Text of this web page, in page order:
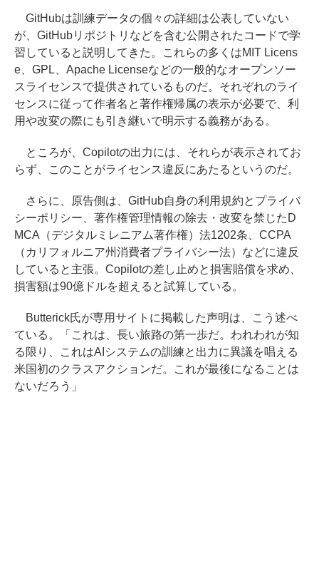
GitHubは訓練データの個々の詳細は公表していない
が、GitHubリポジトリなどを含む公開されたコードで学
習していると説明してきた。これらの多くはMIT Licens
e、GPL、Apache Licenseなどの一般的なオープンソー
スライセンスで提供されているものだ。それぞれのライ
センスに従って作者名と著作権帰属の表示が必要で、利
用や改変の際にも引き継いで明示する義務がある。
ところが、Copilotの出力には、それらが表示されてお
らず、このことがライセンス違反にあたるというのだ。
さらに、原告側は、GitHub自身の利用規約とプライバ
シーポリシー、著作権管理情報の除去・改変を禁じたD
MCA（デジタルミレニアム著作権）法1202条、CCPA
（カリフォルニア州消費者プライバシー法）などに違反
していると主張。Copilotの差し止めと損害賠償を求め、
損害額は90億ドルを超えると試算している。
Butterick氏が専用サイトに掲載した声明は、こう述べ
ている。「これは、長い旅路の第一歩だ。われわれが知
る限り、これはAIシステムの訓練と出力に異議を唱える
米国初のクラスアクションだ。これが最後になることは
ないだろう」